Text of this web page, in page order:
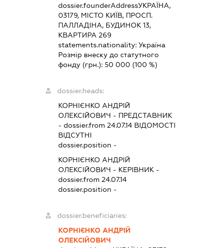
dossier.founderAddressУКРАЇНА,
03179, МІСТО КИЇВ, ПРОСП.
ПАЛЛАДІНА, БУДИНОК 13,
КВАРТИРА 269
statements.nationality: Україна
Розмір внеску до статутного
фонду (грн.): 50 000 (100 %)
dossier.heads:
КОРНІЄНКО АНДРІЙ
ОЛЕКСІЙОВИЧ - ПРЕДСТАВНИК
- dossier.from 24.07.14ВІДОМОСТІ
ВІДСУТНІ
dossier.position -
КОРНІЄНКО АНДРІЙ
ОЛЕКСІЙОВИЧ - КЕРІВНИК -
dossier.from 24.07.14
dossier.position -
dossier.beneficiaries:
КОРНІЄНКО АНДРІЙ
ОЛЕКСІЙОВИЧ